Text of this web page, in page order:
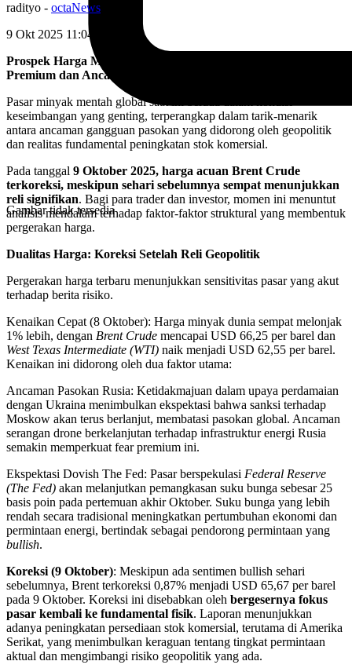
Gambar tidak tersedia
radityo - octaNews
9 Okt 2025 11:04
Prospek Harga Mentah: Pertempuran Sengit Antara Fear
Premium dan Ancaman Surplus 2026
Pasar minyak mentah global saat ini berada dalam kondisi
keseimbangan yang genting, terperangkap dalam tarik-menarik
antara ancaman gangguan pasokan yang didorong oleh geopolitik
dan realitas fundamental peningkatan stok komersial.
Pada tanggal 9 Oktober 2025, harga acuan Brent Crude
terkoreksi, meskipun sehari sebelumnya sempat menunjukkan
reli signifikan. Bagi para trader dan investor, momen ini menuntut
analisis mendalam terhadap faktor-faktor struktural yang membentuk
pergerakan harga.
Dualitas Harga: Koreksi Setelah Reli Geopolitik
Pergerakan harga terbaru menunjukkan sensitivitas pasar yang akut
terhadap berita risiko.
Kenaikan Cepat (8 Oktober): Harga minyak dunia sempat melonjak
1% lebih, dengan Brent Crude mencapai USD 66,25 per barel dan
West Texas Intermediate (WTI) naik menjadi USD 62,55 per barel.
Kenaikan ini didorong oleh dua faktor utama:
Ancaman Pasokan Rusia: Ketidakmajuan dalam upaya perdamaian
dengan Ukraina menimbulkan ekspektasi bahwa sanksi terhadap
Moskow akan terus berlanjut, membatasi pasokan global. Ancaman
serangan drone berkelanjutan terhadap infrastruktur energi Rusia
semakin memperkuat fear premium ini.
Ekspektasi Dovish The Fed: Pasar berspekulasi Federal Reserve
(The Fed) akan melanjutkan pemangkasan suku bunga sebesar 25
basis poin pada pertemuan akhir Oktober. Suku bunga yang lebih
rendah secara tradisional meningkatkan pertumbuhan ekonomi dan
permintaan energi, bertindak sebagai pendorong permintaan yang
bullish.
Koreksi (9 Oktober): Meskipun ada sentimen bullish sehari
sebelumnya, Brent terkoreksi 0,87% menjadi USD 65,67 per barel
pada 9 Oktober. Koreksi ini disebabkan oleh bergesernya fokus
pasar kembali ke fundamental fisik. Laporan menunjukkan
adanya peningkatan persediaan stok komersial, terutama di Amerika
Serikat, yang menimbulkan keraguan tentang tingkat permintaan
aktual dan mengimbangi risiko geopolitik yang ada.